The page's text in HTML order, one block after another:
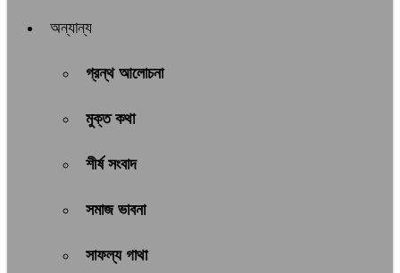
অন্যান্য
গ্রন্থ আলোচনা
মুক্ত কথা
শীর্ষ সংবাদ
সমাজ ভাবনা
সাফল্য গাথা